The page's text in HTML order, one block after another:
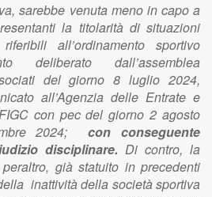
sarebbe venuta meno in capo a
la titolarità di situazioni
all’ordinamento sportivo
deliberato dall’assemblea
del giorno 8 luglio 2024,
all’Agenzia delle Entrate e
con pec del giorno 2 agosto
2024;con conseguente
disciplinare. Di contro, la
già statuito in precedenti
inattività della società sportiva